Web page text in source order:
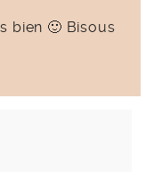
bien 🙂 Bisous